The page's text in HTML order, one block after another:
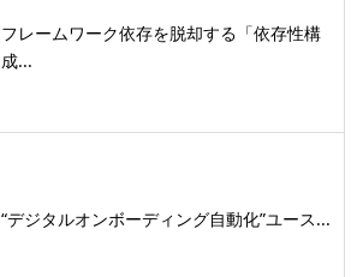
フレームワーク依存を脱却する「依存性構
成...
“デジタルオンボーディング自動化”ユース...